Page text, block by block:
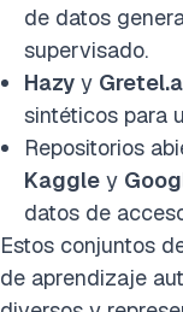
de datos
supervisado.
Hazy y
sintéticos para
Repositorios
Kaggle y
datos de
Estos conjuntos
de aprendizaje